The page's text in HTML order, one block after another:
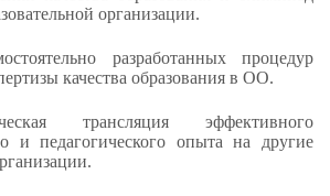
организации.
разработанных процедур
качества образования в ОО.
трансляция эффективного
и педагогического опыта на другие